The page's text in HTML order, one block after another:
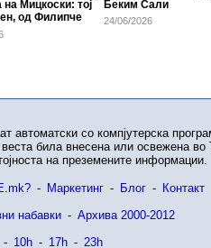
на Мицкоски: тој
од Филипче
Беким Сали
24/06/2026
автоматски со компјутерска
била внесена или освежена во
на преземените информации.
- Маркетинг - Блог - Контакт
набавки - Архива 2000-2012
- 10h - 17h - 23h